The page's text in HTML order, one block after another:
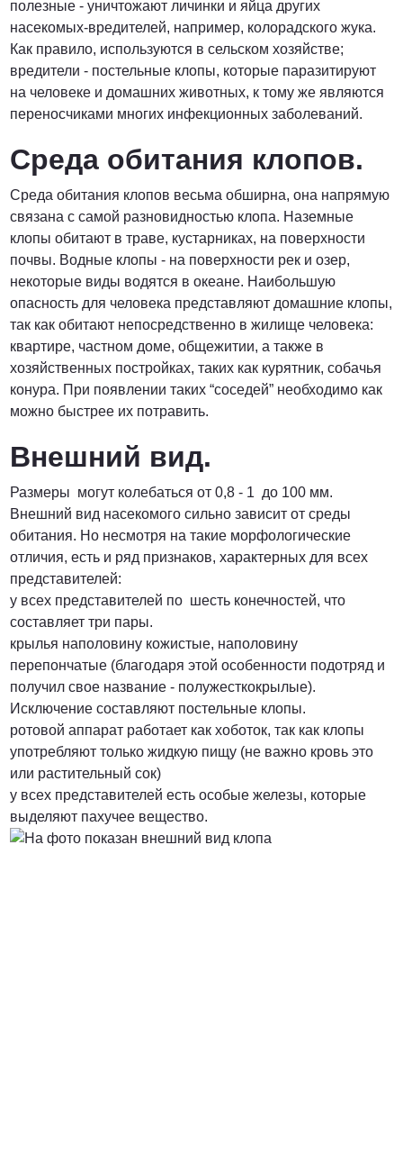
полезные - уничтожают личинки и яйца других
насекомых-вредителей, например, колорадского жука.
Как правило, используются в сельском хозяйстве;
вредители - постельные клопы, которые паразитируют
на человеке и домашних животных, к тому же являются
переносчиками многих инфекционных заболеваний.
Среда обитания клопов.
Среда обитания клопов весьма обширна, она напрямую
связана с самой разновидностью клопа. Наземные
клопы обитают в траве, кустарниках, на поверхности
почвы. Водные клопы - на поверхности рек и озер,
некоторые виды водятся в океане. Наибольшую
опасность для человека представляют домашние клопы,
так как обитают непосредственно в жилище человека:
квартире, частном доме, общежитии, а также в
хозяйственных постройках, таких как курятник, собачья
конура. При появлении таких “соседей” необходимо как
можно быстрее их потравить.
Внешний вид.
Размеры могут колебаться от 0,8 - 1 до 100 мм.
Внешний вид насекомого сильно зависит от среды
обитания. Но несмотря на такие морфологические
отличия, есть и ряд признаков, характерных для всех
представителей:
у всех представителей по шесть конечностей, что
составляет три пары.
крылья наполовину кожистые, наполовину
перепончатые (благодаря этой особенности подотряд и
получил свое название - полужесткокрылые).
Исключение составляют постельные клопы.
ротовой аппарат работает как хоботок, так как клопы
употребляют только жидкую пищу (не важно кровь это
или растительный сок)
у всех представителей есть особые железы, которые
выделяют пахучее вещество.